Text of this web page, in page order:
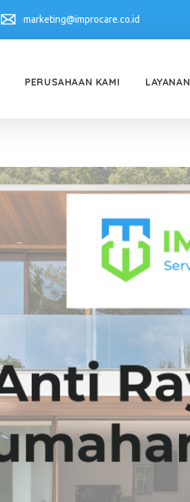
marketing@improcare.co.id
PERUSAHAAN KAMI LAYANAN